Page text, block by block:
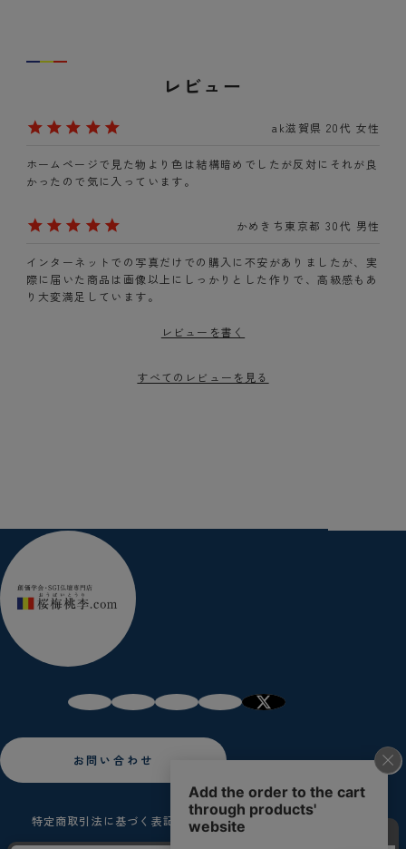
レビュー
ak滋賀県 20代 女性
ホームページで見た物より色は結構暗めでしたが反対にそれが良
かったので気に入っています。
かめきち 東京都 30代 男性
インターネットでの写真だけでの購入に不安がありましたが、実
際に届いた商品は画像以上にしっかりとした作りで、高級感もあ
り大変満足しています。
すべてのレビューを見る
レビューを書く
お問い合わせ
特定商取引法に基づく表記 プライバシーポリシー